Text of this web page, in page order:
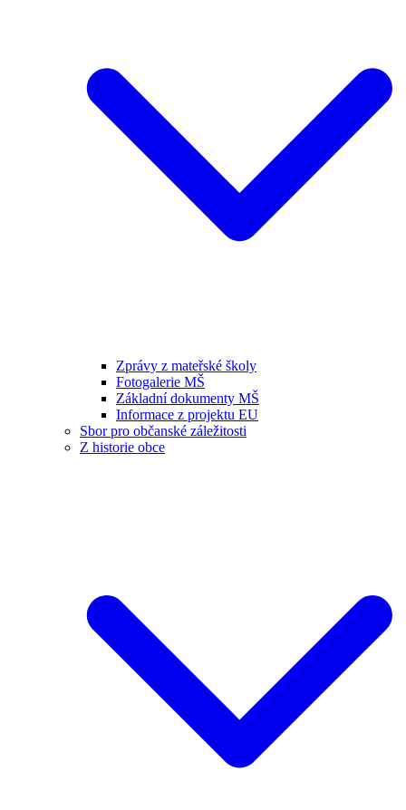
Zprávy z mateřské školy
Fotogalerie MŠ
Základní dokumenty MŠ
Informace z projektu EU
Sbor pro občanské záležitosti
Z historie obce